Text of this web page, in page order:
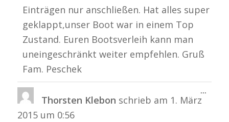
Einträgen nur anschließen. Hat alles super
geklappt,unser Boot war in einem Top
Zustand. Euren Bootsverleih kann man
uneingeschränkt weiter empfehlen. Gruß
Fam. Peschek
Thorsten Klebon schrieb am 1. März
2015 um 0:56
...